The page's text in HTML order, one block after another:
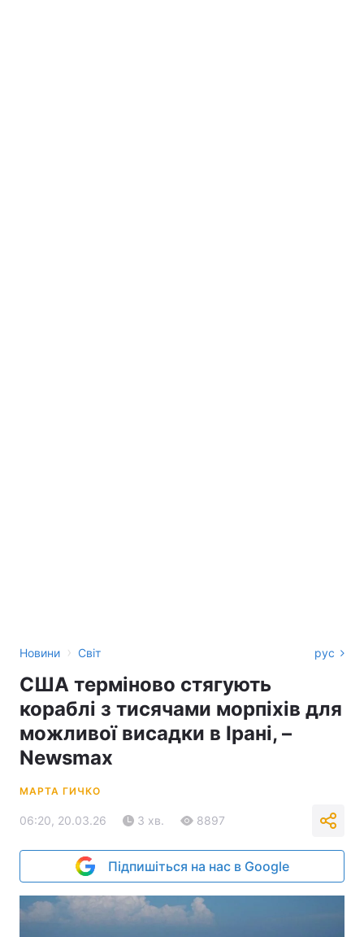
Новини › Світ рус
США терміново стягують
кораблі з тисячами морпіхів для
можливої висадки в Ірані, –
Newsmax
МАРТА ГИЧКО
06:20, 20.03.26 3 хв. 8897
Підпишіться на нас в Google